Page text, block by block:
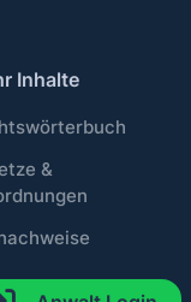
Inhalte
&